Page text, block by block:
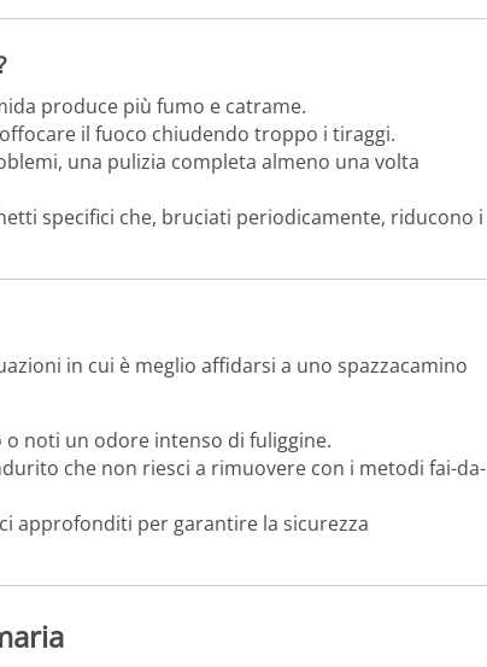
produce più fumo e catrame.
il fuoco chiudendo troppo i tiraggi.
una pulizia completa almeno una volta
specifici che, bruciati periodicamente, riducono i
in cui è meglio affidarsi a uno spazzacamino
o noti un odore intenso di fuliggine.
che non riesci a rimuovere con i metodi fai-da-
approfonditi per garantire la sicurezza